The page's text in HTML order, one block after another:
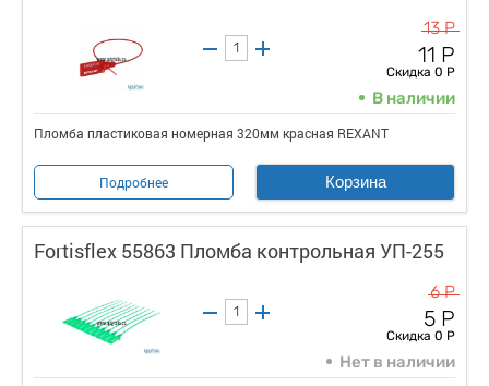
13 Р
11 Р
Скидка 0 Р
В наличии
Пломба пластиковая номерная 320мм красная REXANT
Подробнее Корзина
Fortisflex 55863 Пломба контрольная УП-255
6 Р
5 Р
Скидка 0 Р
Нет в наличии